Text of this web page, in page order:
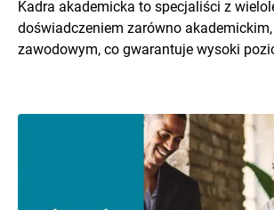
Kadra akademicka to specjaliści z
doświadczeniem zarówno
zawodowym, co gwarantuje wysoki